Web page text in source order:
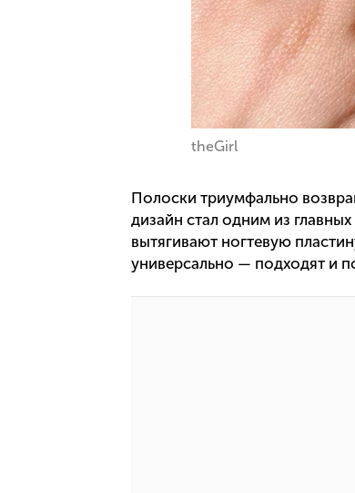
theGirl
Полоски триумфально
дизайн стал одним из
вытягивают ногтевую
универсально — подходят и